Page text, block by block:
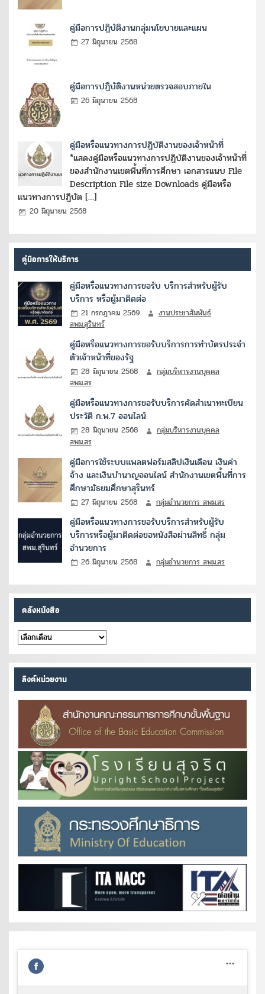
คู่มือการปฏิบัติงานกลุ่มนโยบายและแผน
27 มิถุนายน 2568
คู่มือการปฏิบัติงานหน่วยตรวจสอบภายใน
26 มิถุนายน 2568
คู่มือหรือแนวทางการปฏิบัติงานของเจ้าหน้าที่
*แสดงคู่มือหรือแนวทางการปฏิบัติงานของเจ้าหน้าที่
ของสำนักงานเขตพื้นที่การศึกษา เอกสารแนบ File
Description File size Downloads คู่มือหรือ
แนวทางการปฏิบัต […]
20 มิถุนายน 2568
คู่มือการให้บริการ
คู่มือหรือแนวทางการขอรับ บริการสำหรับผู้รับ
บริการ หรือผู้มาติดต่อ
21 กรกฎาคม 2569
งานประชาสัมพันธ์
สพม.สุรินทร์
คู่มือหรือแนวทางการขอรับบริการการทำบัตรประจำ
ตัวเจ้าหน้าที่ของรัฐ
28 มิถุนายน 2568
กลุ่มบริหารงานบุคคล
สพม.สร
คู่มือหรือแนวทางการขอรับบริการคัดสำเนาทะเบียน
ประวัติ ก.พ.7 ออนไลน์
28 มิถุนายน 2568
กลุ่มบริหารงานบุคคล
สพม.สร
คู่มือการใช้ระบบแพลตฟอร์มสลิปเงินเดือน เงินค่า
จ้าง และเงินบำนาญออนไลน์ สำนักงานเขตพื้นที่การ
ศึกษามัธยมศึกษาสุรินทร์
27 มิถุนายน 2568 กลุ่มอำนวยการ สพม.สร
คู่มือหรือแนวทางการขอรับบริการสำหรับผู้รับ
บริการหรือผู้มาติดต่อขอหนังสือผ่านสิทธิ์ กลุ่ม
อำนวยการ
26 มิถุนายน 2568 กลุ่มอำนวยการ สพม.สร
คลังหนังสือ
คลัง
หนังสือ
ลิงค์หน่วยงาน